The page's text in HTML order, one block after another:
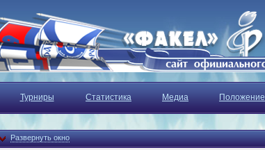
Турниры Статистика Медиа Положение
Развернуть окно